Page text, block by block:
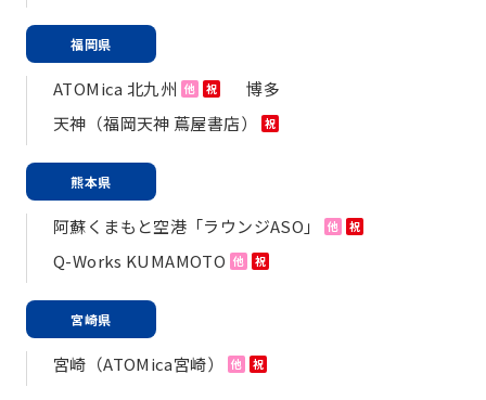
福岡県
ATOMica 北九州 他 祝
博多
天神（福岡天神 蔦屋書店）
祝
熊本県
阿蘇くまもと空港「ラウンジASO」 他 祝
Q-Works KUMAMOTO 他 祝
宮崎県
宮崎（ATOMica宮崎） 他 祝